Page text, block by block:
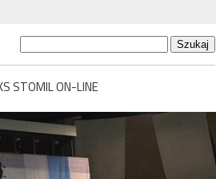
STOMIL ON-LINE